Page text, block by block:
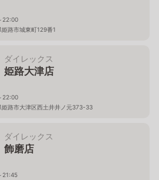
22:00
姫路市城東町129番1
ダイレックス
姫路大津店
22:00
姫路市大津区西土井井ノ元373-33
ダイレックス
飾磨店
21:45